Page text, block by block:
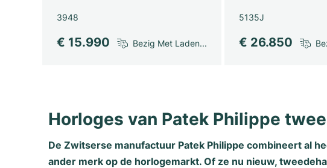
3948
€ 15.990 Bezig Met Laden...
5135J
€ 26.850
Horloges van Patek Philippe
De Zwitserse manufactuur Patek Philippe combineert al
ander merk op de horlogemarkt. Of ze nu nieuw,